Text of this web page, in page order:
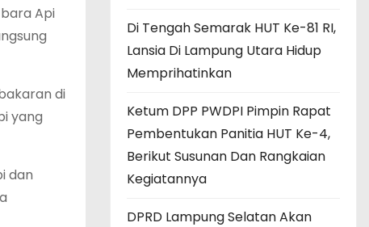
Api
di
yang
dan
Di Tengah Semarak HUT Ke-81 RI,
Lansia Di Lampung Utara Hidup
Memprihatinkan
Ketum DPP PWDPI Pimpin Rapat
Pembentukan Panitia HUT Ke-4,
Berikut Susunan Dan Rangkaian
Kegiatannya
DPRD Lampung Selatan Akan